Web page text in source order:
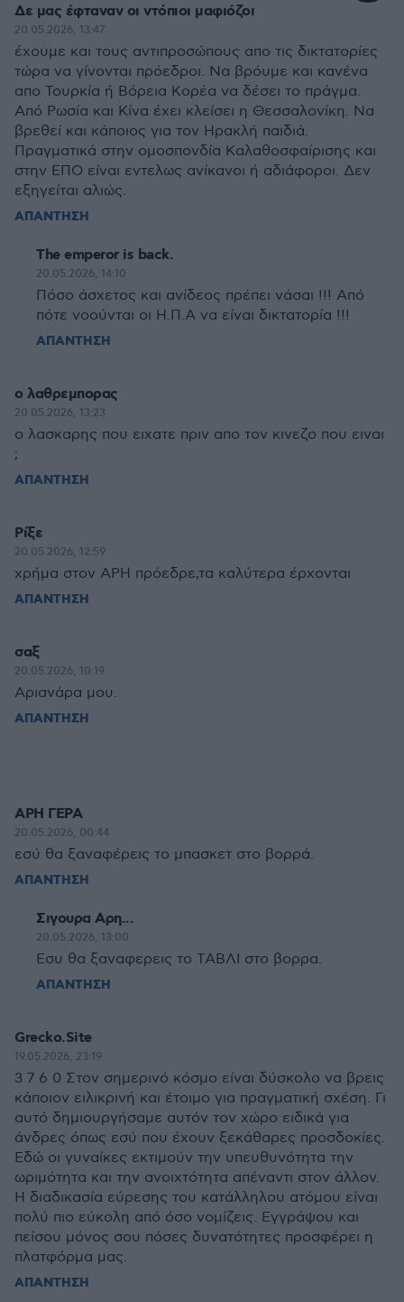
Δε μας έφταναν οι ντόπιοι μαφιόζοι
20.05.2026, 13:47
έχουμε και τους αντιπροσώπους απο τις δικτατορίες
τώρα να γίνονται πρόεδροι. Να βρόυμε και κανένα
απο Τουρκία ή Βόρεια Κορέα να δέσει το πράγμα.
Από Ρωσία και Κίνα έχει κλείσει η Θεσσαλονίκη. Να
βρεθεί και κάποιος για τον Ηρακλή παιδιά.
Πραγματικά στην ομοσπονδία Καλαθοσφαίρισης και
στην ΕΠΟ είναι εντελως ανίκανοι ή αδιάφοροι. Δεν
εξηγείται αλιώς.
ΑΠΑΝΤΗΣΗ
The emperor is back.
20.05.2026, 14:10
Πόσο άσχετος και ανίδεος πρέπει νάσαι !!! Από
πότε νοούνται οι Η.Π.Α να είναι δικτατορία !!!
ΑΠΑΝΤΗΣΗ
ο λαθρεμπορας
20.05.2026, 13:23
ο λασκαρης που ειχατε πριν απο τον κινεζο που ειναι
;
ΑΠΑΝΤΗΣΗ
Ρίξε
20.05.2026, 12:59
χρήμα στον ΑΡΗ πρόεδρε,τα καλύτερα έρχονται
ΑΠΑΝΤΗΣΗ
σαξ
20.05.2026, 10:19
Αριανάρα μου.
ΑΠΑΝΤΗΣΗ
ΑΡΗ ΓΕΡΑ
20.05.2026, 00:44
εσύ θα ξαναφέρεις το μπασκετ στο βορρά.
ΑΠΑΝΤΗΣΗ
Σιγουρα Αρη...
20.05.2026, 13:00
Εσυ θα ξαναφερεις το ΤΑΒΛΙ στο βορρα.
ΑΠΑΝΤΗΣΗ
Grecko.Site
19.05.2026, 23:19
3 7 6 0 Στον σημερινό κόσμο είναι δύσκολο να βρεις
κάποιον ειλικρινή και έτοιμο για πραγματική σχέση. Γι
αυτό δημιουργήσαμε αυτόν τον χώρο ειδικά για
άνδρες όπως εσύ που έχουν ξεκάθαρες προσδοκίες.
Εδώ οι γυναίκες εκτιμούν την υπευθυνότητα την
ωριμότητα και την ανοιχτότητα απέναντι στον άλλον.
Η διαδικασία εύρεσης του κατάλληλου ατόμου είναι
πολύ πιο εύκολη από όσο νομίζεις. Εγγράψου και
πείσου μόνος σου πόσες δυνατότητες προσφέρει η
πλατφόρμα μας.
ΑΠΑΝΤΗΣΗ